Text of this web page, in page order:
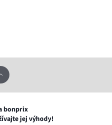
bonprix
jej výhody!